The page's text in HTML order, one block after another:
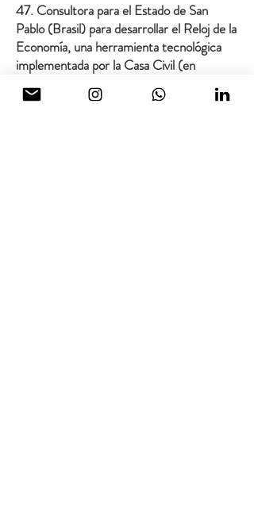
47. Consultora para el Estado de San
Pablo (Brasil) para desarrollar el Reloj de la
Economía, una herramienta tecnológica
implementada por la Casa Civil (en
sociedad con la Fundap y Prodesp) para
explicitar el ahorro obtenido por el